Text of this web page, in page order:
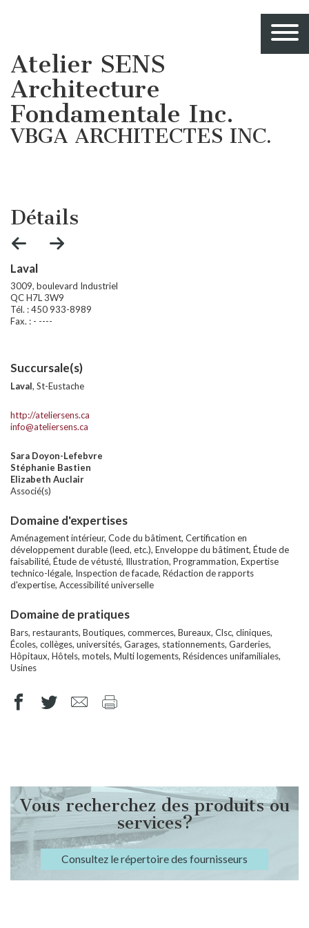
Atelier SENS
Architecture
Fondamentale Inc.
VBGA ARCHITECTES INC.
Détails
Laval
3009, boulevard Industriel
QC H7L 3W9
Tél. : 450 933-8989
Fax. : - ----
Succursale(s)
Laval, St-Eustache
http://ateliersens.ca
info@ateliersens.ca
Sara Doyon-Lefebvre
Stéphanie Bastien
Elizabeth Auclair
Associé(s)
Domaine d'expertises
Aménagement intérieur, Code du bâtiment, Certification en
développement durable (leed, etc.), Enveloppe du bâtiment, Étude de
faisabilité, Étude de vétusté, Illustration, Programmation, Expertise
technico-légale, Inspection de facade, Rédaction de rapports
d'expertise, Accessibilité universelle
Domaine de pratiques
Bars, restaurants, Boutiques, commerces, Bureaux, Clsc, cliniques,
Écoles, collèges, universités, Garages, stationnements, Garderies,
Hôpitaux, Hôtels, motels, Multi logements, Résidences unifamiliales,
Usines
Vous recherchez des produits ou
services?
Consultez le répertoire des fournisseurs